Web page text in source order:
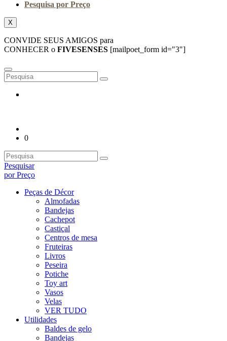
Pesquisa por Preço
X
CONVIDE SEUS AMIGOS para
CONHECER o FIVESENSES [mailpoet_form id="3"]
0
Pesquisar
por Preço
Peças de Décor
Almofadas
Bandejas
Cachepot
Castiçal
Centros de mesa
Fruteiras
Livros
Peseira
Potiche
Toy art
Vasos
Velas
VER TUDO
Utilidades
Baldes de gelo
Bandejas